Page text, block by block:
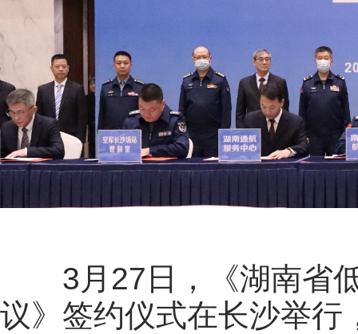
3月27日，《湖南省
议》签约仪式在长沙举行